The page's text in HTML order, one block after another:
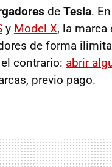
de Tesla.
y Model X, la
de forma
contrario: abrir
previo pago.